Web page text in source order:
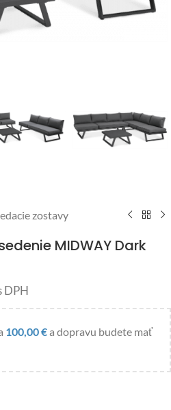
zostavy
MIDWAY Dark
DPH
100,00€a dopravu budete mať